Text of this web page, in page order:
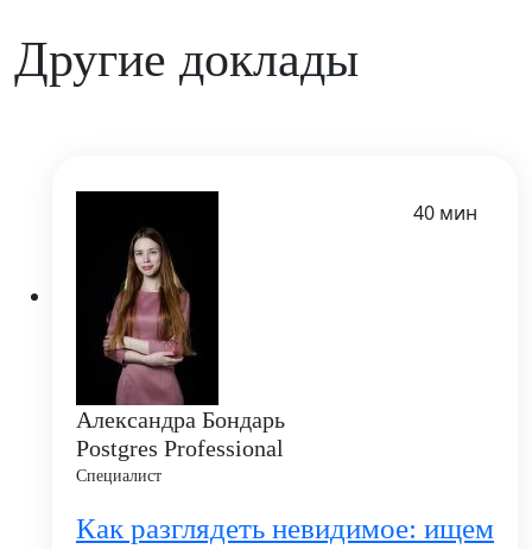
Другие доклады
Александра Бондарь
Postgres Professional
Специалист
40 мин
Как разглядеть невидимое: ищем